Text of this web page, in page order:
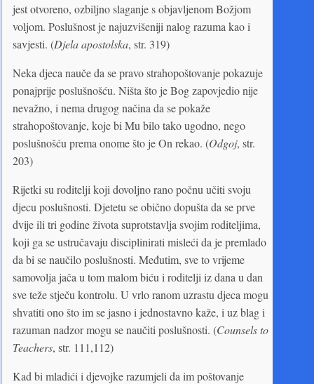
jest otvoreno, ozbiljno slaganje s objavljenom Božjom
voljom. Poslušnost je najuzvišeniji nalog razuma kao i
savjesti. (Djela apostolska, str. 319)
Neka djeca nauče da se pravo strahopoštovanje pokazuje
ponajprije poslušnošću. Ništa što je Bog zapovjedio nije
nevažno, i nema drugog načina da se pokaže
strahopoštovanje, koje bi Mu bilo tako ugodno, nego
poslušnošću prema onome što je On rekao. (Odgoj, str.
203)
Rijetki su roditelji koji dovoljno rano počnu učiti svoju
djecu poslušnosti. Djetetu se obično dopušta da se prve
dvije ili tri godine života suprotstavlja svojim roditeljima,
koji ga se ustručavaju disciplinirati misleći da je premlado
da bi se naučilo poslušnosti. Međutim, sve to vrijeme
samovolja jača u tom malom biću i roditelji iz dana u dan
sve teže stječu kontrolu. U vrlo ranom uzrastu djeca mogu
shvatiti ono što im se jasno i jednostavno kaže, i uz blag i
razuman nadzor mogu se naučiti poslušnosti. (Counsels to
Teachers, str. 111,112)
Kad bi mladići i djevojke razumjeli da im poštovanje